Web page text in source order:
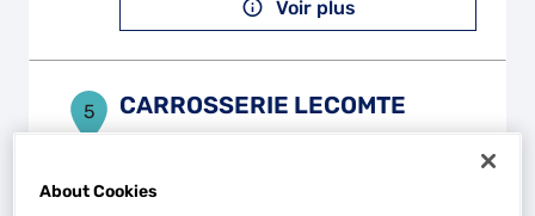
Voir plus
5 CARROSSERIE LECOMTE
38-40 Rue Maxime Gorki
Fermé actuellement
About Cookies